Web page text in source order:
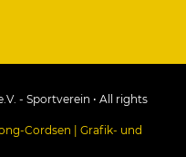
- Sportverein • All rights
Cordsen | Grafik- und